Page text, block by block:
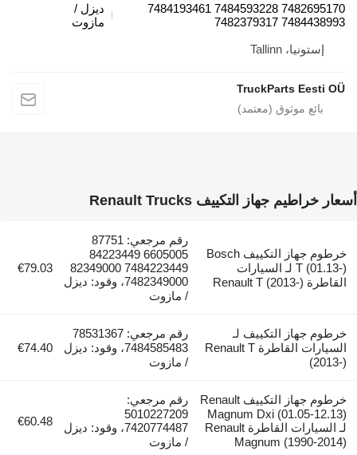
7482695170 7484593228 7484193461
7484438993 7482379317
ديزل /
مازوت
إستونيا، Tallinn
TruckParts Eesti OÜ
أسعار خراطيم جهاز التكييف Renault Trucks
خرطوم جهاز التكييف Bosch
T (01.13-) لـ السيارات
القاطرة Renault T (2013-)
رقم مرجعي: 87751
6605005 84223449
7484223449 82349000
7482349000، وقود: ديزل
/ مازوت
€79.03
خرطوم جهاز التكييف لـ
السيارات القاطرة Renault T
(2013-)
رقم مرجعي: 78531367
7484585483، وقود: ديزل
/ مازوت
€74.40
خرطوم جهاز التكييف Renault
Magnum Dxi (01.05-12.13)
لـ السيارات القاطرة Renault
Magnum (1990-2014)
رقم مرجعي:
5010227209
7420774487، وقود: ديزل
/ مازوت
€60.48